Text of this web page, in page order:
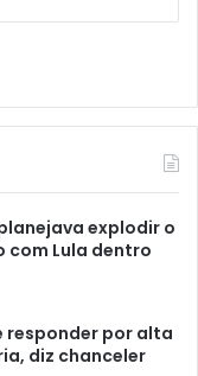
explodir o
com Lula dentro
responder por alta
diz chanceler